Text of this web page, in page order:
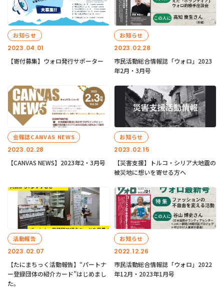
2023.04.01
お知らせ
【寄付募集】ウォロ発行サポーター
2023.02.28
お知らせ
市民活動総合情報誌「ウォロ」2023
年2月・3月号
2023.02.28
会報誌CANVAS NEWS
【CANVAS NEWS】2023年2・3月号
2023.02.15
お知らせ
【災害支援】トルコ・シリア大地震の
被災地に想いを寄せる方へ
2023.02.07
活動報告
【たにまちっく活動報告】“パートナ
ー登録団体の紹介カード”はじめまし
た。
2022.12.26
お知らせ
市民活動総合情報誌「ウォロ」2022
年12月・2023年1月号